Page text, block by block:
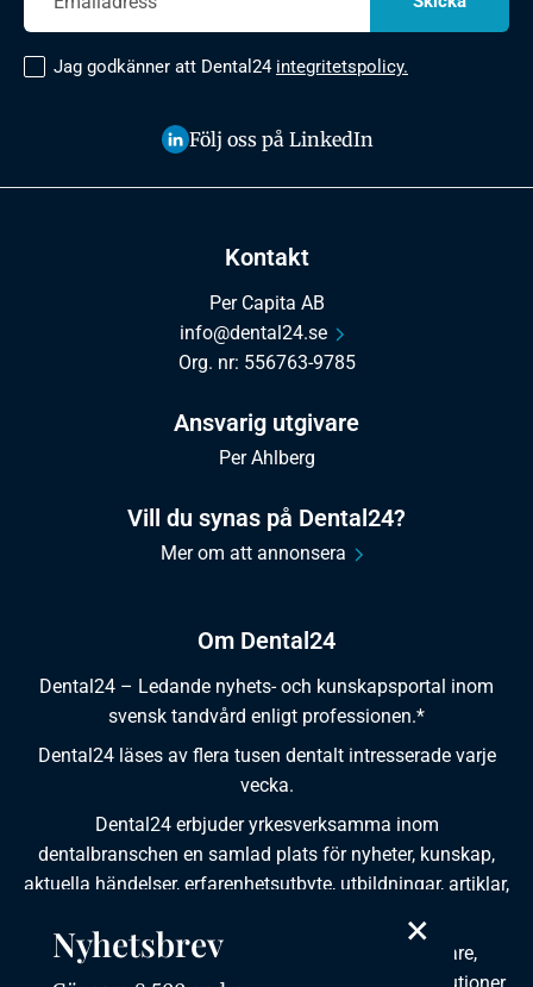
Om Dental24
Dental24 – Ledande nyhets- och kunskapsportal inom
svensk tandvård enligt professionen.*
Dental24 läses av flera tusen dentalt intresserade varje
vecka.
Dental24 erbjuder yrkesverksamma inom
dentalbranschen en samlad plats för nyheter, kunskap,
aktuella händelser, erfarenhetsutbyte, utbildningar, artiklar,
Dental24 produceras i samverkan med tandläkare,
Kontakt
Per Capita AB
info@dental24.se
Org. nr: 556763-9785
Ansvarig utgivare
Per Ahlberg
Vill du synas på Dental24?
Mer om att annonsera
Jag godkänner att Dental24 integritetspolicy.
Följ oss på LinkedIn
×
Nyhetsbrev